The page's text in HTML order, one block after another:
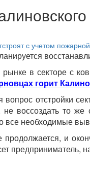
в секторе с
горит
вопрос отстройки
воссоздать то
все необходимые
и